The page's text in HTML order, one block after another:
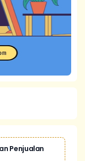
Penjualan